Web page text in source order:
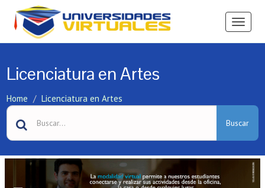
Ver
Licenciatura en Artes
Home Licenciatura en Artes
Buscar